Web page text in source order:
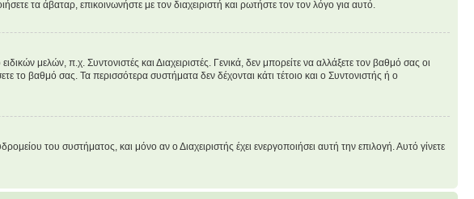
τα άβαταρ, επικοινωνήστε με τον διαχειριστή και ρωτήστε τον τον λόγο για αυτό.
μελών, π.χ. Συντονιστές και Διαχειριστές. Γενικά, δεν μπορείτε να αλλάξετε τον βαθμό σας οι
το βαθμό σας. Τα περισσότερα συστήματα δεν δέχονται κάτι τέτοιο και ο Συντονιστής ή ο
του συστήματος, και μόνο αν ο Διαχειριστής έχει ενεργοποιήσει αυτή την επιλογή. Αυτό γίνετε